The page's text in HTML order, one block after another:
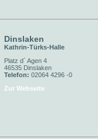
Dinslaken
Kathrin-Türks-Halle
Platz d´ Agen 4
46535 Dinslaken
Telefon: 02064 4296 -0
Zur Webseite